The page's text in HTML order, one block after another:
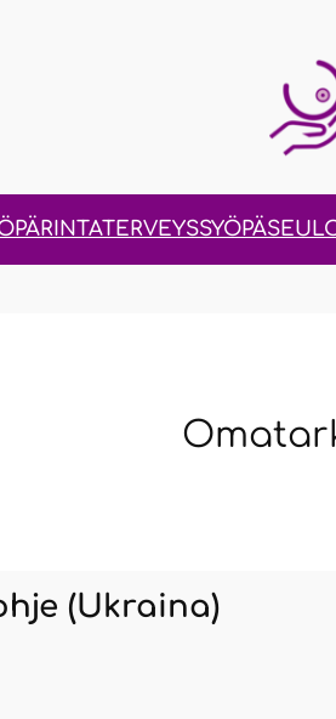
RINTATERVEYS
(Ukrai­na)